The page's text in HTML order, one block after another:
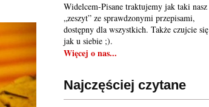
Widelcem-Pisane traktujemy jak taki nasz
„zeszyt” ze sprawdzonymi przepisami,
dostępny dla wszystkich. Także czujcie się
jak u siebie ;).
Więcej o nas...
Najczęściej czytane